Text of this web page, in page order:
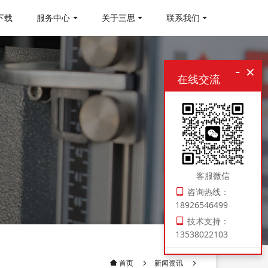
载 服务中心 关于三思 联系我们
首页 新闻资讯
×
-
在线交流
客服微信
咨询热线：
18926546499
技术支持：
13538022103